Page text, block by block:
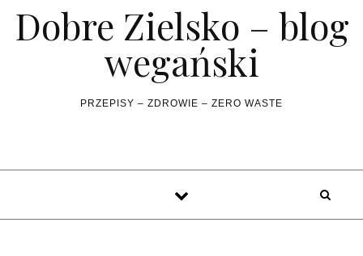
Dobre Zielsko – blog
wegański
PRZEPISY – ZDROWIE – ZERO WASTE